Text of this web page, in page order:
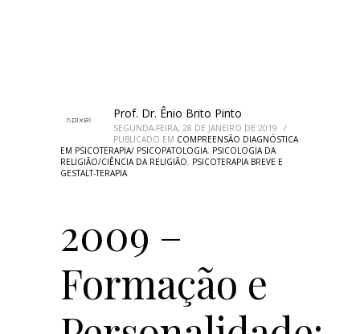
Prof. Dr. Ênio Brito Pinto
SEGUNDA-FEIRA, 28 DE JANEIRO DE 2019
/
PUBLICADO EM COMPREENSÃO DIAGNÓSTICA
EM PSICOTERAPIA/ PSICOPATOLOGIA, PSICOLOGIA DA
RELIGIÃO/CIÊNCIA DA RELIGIÃO, PSICOTERAPIA BREVE E
GESTALT-TERAPIA
2009 –
Formação e